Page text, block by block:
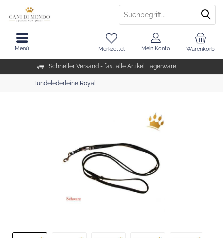
Schneller Versand - fast alle Artikel Lagerware
Warenkorb
Merkzettel Mein Konto
Menü
Hundelederleine Royal